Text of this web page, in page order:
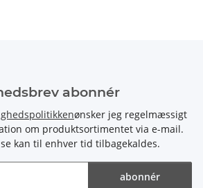
abonnér
ønsker jeg regelmæssigt
om produktsortimentet via e-mail.
kan til enhver tid tilbagekaldes.
abonnér